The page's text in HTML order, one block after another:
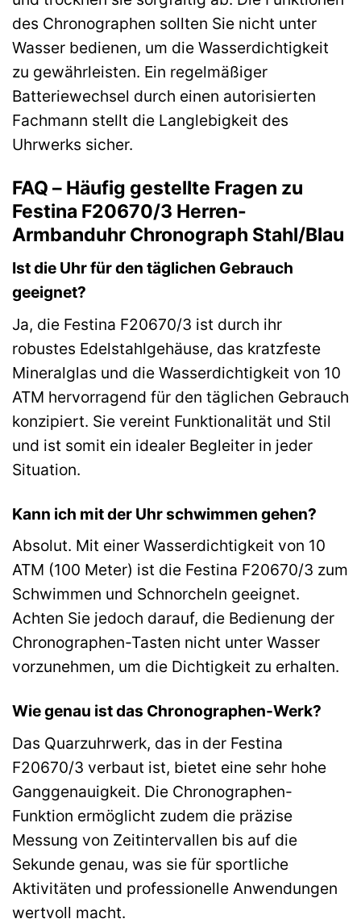
des Chronographen sollten Sie nicht unter
Wasser bedienen, um die Wasserdichtigkeit
zu gewährleisten. Ein regelmäßiger
Batteriewechsel durch einen autorisierten
Fachmann stellt die Langlebigkeit des
Uhrwerks sicher.
FAQ – Häufig gestellte Fragen zu
Festina F20670/3 Herren-
Armbanduhr Chronograph Stahl/Blau
Ist die Uhr für den täglichen Gebrauch
geeignet?
Ja, die Festina F20670/3 ist durch ihr
robustes Edelstahlgehäuse, das kratzfeste
Mineralglas und die Wasserdichtigkeit von 10
ATM hervorragend für den täglichen Gebrauch
konzipiert. Sie vereint Funktionalität und Stil
und ist somit ein idealer Begleiter in jeder
Situation.
Kann ich mit der Uhr schwimmen gehen?
Absolut. Mit einer Wasserdichtigkeit von 10
ATM (100 Meter) ist die Festina F20670/3 zum
Schwimmen und Schnorcheln geeignet.
Achten Sie jedoch darauf, die Bedienung der
Chronographen-Tasten nicht unter Wasser
vorzunehmen, um die Dichtigkeit zu erhalten.
Wie genau ist das Chronographen-Werk?
Das Quarzuhrwerk, das in der Festina
F20670/3 verbaut ist, bietet eine sehr hohe
Ganggenauigkeit. Die Chronographen-
Funktion ermöglicht zudem die präzise
Messung von Zeitintervallen bis auf die
Sekunde genau, was sie für sportliche
Aktivitäten und professionelle Anwendungen
wertvoll macht.